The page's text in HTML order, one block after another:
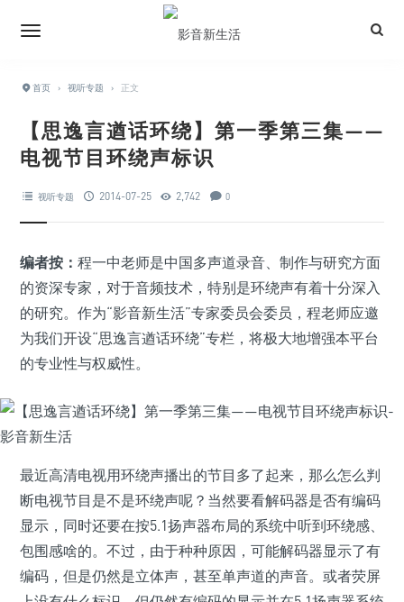
首页 › 视听专题 › 正文
【思逸言遒话环绕】第一季第三集——
电视节目环绕声标识
视听专题 2014-07-25 2,742 0
编者按： 程一中老师是中国多声道录音、制作与研究方面
的资深专家，对于音频技术，特别是环绕声有着十分深入
的研究。作为“影音新生活”专家委员会委员，程老师应邀
为我们开设“思逸言遒话环绕”专栏，将极大地增强本平台
的专业性与权威性。
最近高清电视用环绕声播出的节目多了起来，那么怎么判
断电视节目是不是环绕声呢？当然要看解码器是否有编码
显示，同时还要在按5.1扬声器布局的系统中听到环绕感、
包围感啥的。不过，由于种种原因，可能解码器显示了有
编码，但是仍然是立体声，甚至单声道的声音。或者荧屏